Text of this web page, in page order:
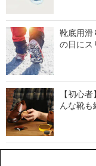
靴底用滑
の日にス
【初心
んな靴も